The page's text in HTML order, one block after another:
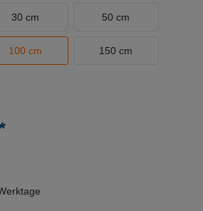
30 cm 50 cm
100 cm 150 cm